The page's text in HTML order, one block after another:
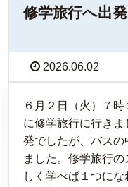
修学旅行へ出発
2026.06.02
６月２日（火）７
に修学旅行に行き
発でしたが、バス
ました。修学旅行
しく学べば１つに